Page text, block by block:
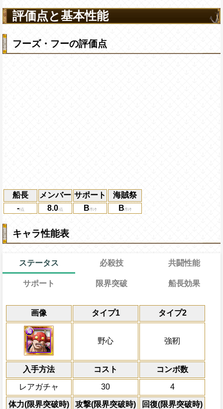
評価点と基本性能
フーズ・フーの評価点
船長 メンバー サポート
海賊祭
-
8.0 B B
キャラ性能表
ステータス
画像 タイプ1 タイプ2
野心 強靭
入手方法 コスト コンボ数
レアガチャ 30 4
体力(限界突破時) 攻撃(限界突破時)
回復(限界突破時)
必殺技
通常 17→11ターン
限界突破
通常時
一味にかかっている船長効果無効・痺れ
ンの間野心と強靭タイプキャラの攻撃を2
上限突破
共闘性能
共闘性能
船長効果
冒険開始時の必殺タ
にし、他の属性キャ
必殺技
ターン数：11
敵全体の攻撃を3タ
全体にかかっている
ン減らす
サポート
効果
自分の基礎攻撃力の10%をサポート対象
力に上乗せする
野心タイプ
限界突破
力
習得する効果
野心と強靭タイプキャラの基礎攻撃
+50される
野心と強靭タイプキャラは[知]スロッ
ト扱いになる
自分のスロット封じ状態を5ターン回
PEFECTならば70%の確率でダメー
船長効果
通常時
知属性の攻撃を3倍西、野心と強靭タイプ
1.4倍にする